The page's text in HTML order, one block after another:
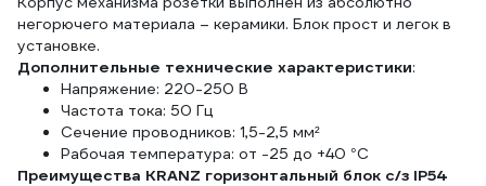
негорючего материала – керамики. Блок прост и легок в
установке.
Дополнительные технические характеристики:
Напряжение: 220-250 В
Частота тока: 50 Гц
Сечение проводников: 1,5-2,5 мм²
Рабочая температура: от -25 до +40 °С
Преимущества KRANZ горизонтальный блок с/з IP54